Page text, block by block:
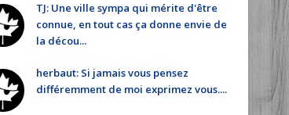
TJ: Une ville sympa qui mérite d'être
connue, en tout cas ça donne envie de
la décou...
herbaut: Si jamais vous pensez
différemment de moi exprimez vous....